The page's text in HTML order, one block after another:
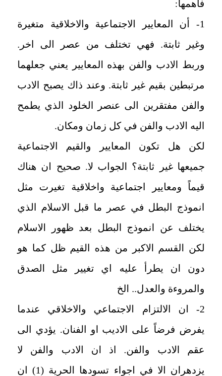
فاهمها:
1- أن المعايير الاجتماعية والاخلاقية متغيرة
وغير ثابتة. فهي تختلف من عصر الى اخر.
وربط الادب والفن بهذه المعايير يعني جعلهما
مرتبطين بقيم غير ثابتة. وعند ذاك يصبح الادب
والفن مفتقرين الى عنصر الخلود الذي يطمح
اليه الادب والفن في كل زمان ومكان.
لكن هل تكون المعايير والقيم الاجتماعية
جميعها غير ثابتة؟ الجواب لا. صحيح ان هناك
قيماً ومعايير اجتماعية واخلاقية تغيرت مثل
انموذج البطل في عصر ما قبل الاسلام الذي
يختلف عن انموذج البطل بعد ظهور الاسلام
لكن القسم الاكبر من هذه القيم ظل كما هو
دون ان يطرأ عليه اي تغيير مثل الصدق
والمروءة والعدل.. الخ
2- ان الالتزام الاجتماعي والاخلاقي عندما
يفرض فرضاً على الاديب او الفنان. يؤدي الى
عقم الادب والفن. اذ ان الادب والفن لا
يزدهران الا في اجواء تسودها الحرية (1) ان